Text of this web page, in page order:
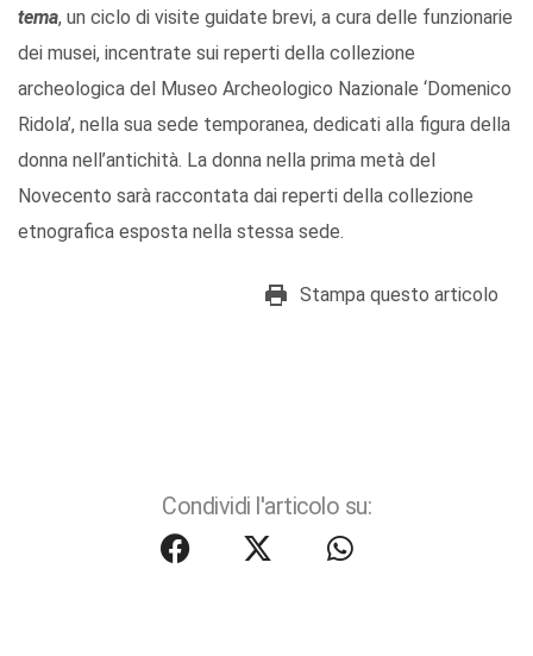
tema, un ciclo di visite guidate brevi, a cura delle funzionarie
dei musei, incentrate sui reperti della collezione
archeologica del Museo Archeologico Nazionale ‘Domenico
Ridola’, nella sua sede temporanea, dedicati alla figura della
donna nell’antichità. La donna nella prima metà del
Novecento sarà raccontata dai reperti della collezione
etnografica esposta nella stessa sede.
Stampa questo articolo
Condividi l'articolo su: